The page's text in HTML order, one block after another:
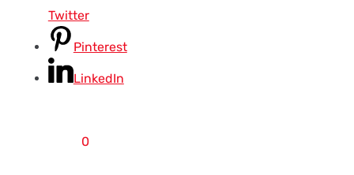
Twitter
Pinterest
LinkedIn
0